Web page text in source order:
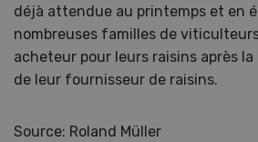
déjà attendue au printemps et en
nombreuses familles de
acheteur pour leurs raisins après
de leur fournisseur de raisins.
Source: Roland Müller